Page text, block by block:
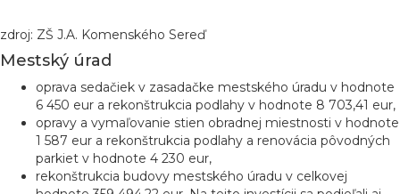
zdroj: ZŠ J.A. Komenského Sereď
Mestský úrad
oprava sedačiek v zasadačke mestského úradu v hodnote
6 450 eur a rekonštrukcia podlahy v hodnote 8 703,41 eur,
opravy a vymaľovanie stien obradnej miestnosti v hodnote
1 587 eur a rekonštrukcia podlahy a renovácia pôvodných
parkiet v hodnote 4 230 eur,
rekonštrukcia budovy mestského úradu v celkovej